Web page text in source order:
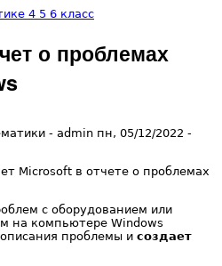
4
о проблемах
- admin пн, 05/12/2022 -
Microsoft в отчете о проблемах
с оборудованием или
на компьютере Windows
проблемы и создает